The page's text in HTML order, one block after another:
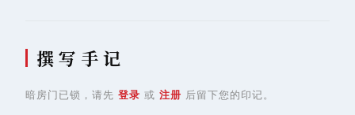
撰 写 手 记
暗房门已锁，请先 登录 或 注册 后留下您的印记。